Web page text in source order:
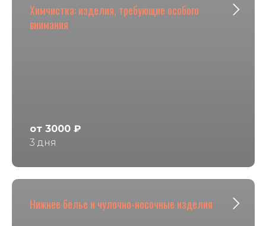
Химчистка: изделия, требующие особого
внимания
от 3000 ₽
3 дня
Нижнее белье и чулочно-носочные изделия